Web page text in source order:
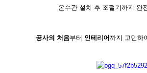
온수관 설치 후 조절기까지 완
공사의 처음부터 인테리어 까지 고민하